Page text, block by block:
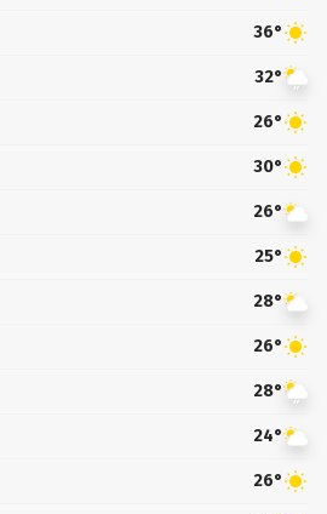
36°
32°
26°
30°
26°
25°
28°
26°
28°
24°
26°